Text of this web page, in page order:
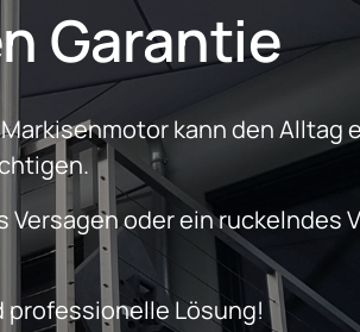
Garantie
kann den Alltag
Lösung!